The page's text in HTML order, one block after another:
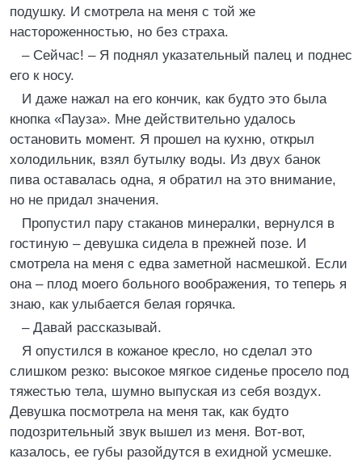
подушку. И смотрела на меня с той же
настороженностью, но без страха.
– Сейчас! – Я поднял указательный палец и поднес
его к носу.
И даже нажал на его кончик, как будто это была
кнопка «Пауза». Мне действительно удалось
остановить момент. Я прошел на кухню, открыл
холодильник, взял бутылку воды. Из двух банок
пива оставалась одна, я обратил на это внимание,
но не придал значения.
Пропустил пару стаканов минералки, вернулся в
гостиную – девушка сидела в прежней позе. И
смотрела на меня с едва заметной насмешкой. Если
она – плод моего больного воображения, то теперь я
знаю, как улыбается белая горячка.
– Давай рассказывай.
Я опустился в кожаное кресло, но сделал это
слишком резко: высокое мягкое сиденье просело под
тяжестью тела, шумно выпуская из себя воздух.
Девушка посмотрела на меня так, как будто
подозрительный звук вышел из меня. Вот-вот,
казалось, ее губы разойдутся в ехидной усмешке.